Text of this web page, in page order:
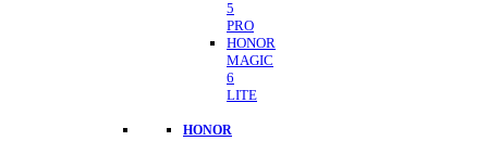
5
PRO
HONOR
MAGIC
6
LITE
HONOR